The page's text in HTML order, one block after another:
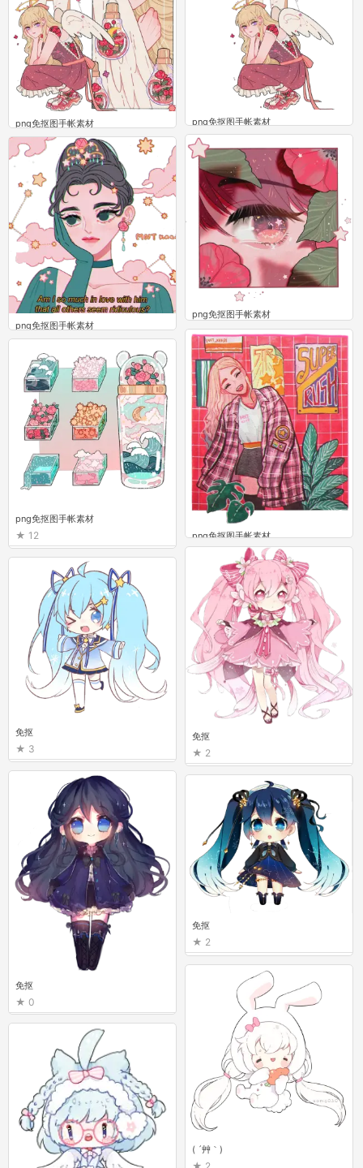
png免抠图手帐素材
5
png免抠图手帐素材
5
png免抠图手帐素材
png免抠图手帐素材
13
png免抠图手帐素材
4
免抠
3
免抠
0
免抠
2
( ´艸｀)
png免抠图手帐素材
12
免抠
2